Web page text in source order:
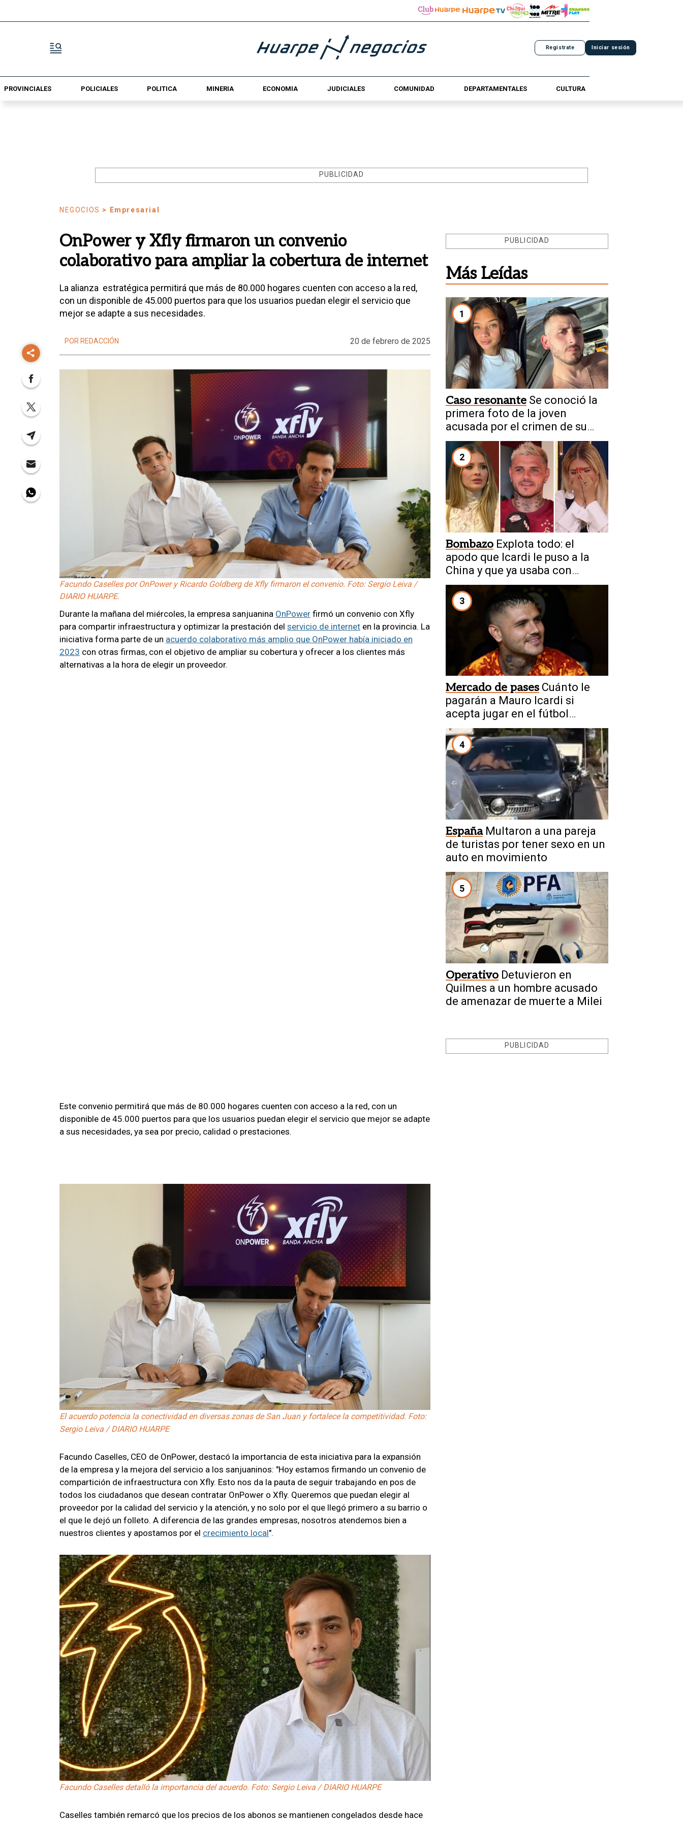
Registrate Iniciar sesión
PROVINCIALES POLICIALES POLÍTICA MINERÍA ECONOMÍA JUDICIALES COMUNIDAD DEPARTAMENTALES CULTURA
PUBLICIDAD
NEGOCIOS > Empresarial
OnPower y Xfly firmaron un convenio
colaborativo para ampliar la cobertura de internet
La alianza estratégica permitirá que más de 80.000 hogares cuenten con acceso a la red,
con un disponible de 45.000 puertos para que los usuarios puedan elegir el servicio que
mejor se adapte a sus necesidades.
POR REDACCIÓN 20 de febrero de 2025
Facundo Caselles por OnPower y Ricardo Goldberg de Xfly firmaron el convenio. Foto: Sergio Leiva /
DIARIO HUARPE.
Durante la mañana del miércoles, la empresa sanjuanina OnPower firmó un convenio con Xfly
para compartir infraestructura y optimizar la prestación del servicio de internet en la provincia. La
iniciativa forma parte de un acuerdo colaborativo más amplio que OnPower había iniciado en
2023 con otras firmas, con el objetivo de ampliar su cobertura y ofrecer a los clientes más
alternativas a la hora de elegir un proveedor.
Este convenio permitirá que más de 80.000 hogares cuenten con acceso a la red, con un
disponible de 45.000 puertos para que los usuarios puedan elegir el servicio que mejor se adapte
a sus necesidades, ya sea por precio, calidad o prestaciones.
El acuerdo potencia la conectividad en diversas zonas de San Juan y fortalece la competitividad. Foto:
Sergio Leiva / DIARIO HUARPE
Facundo Caselles, CEO de OnPower, destacó la importancia de esta iniciativa para la expansión
de la empresa y la mejora del servicio a los sanjuaninos: "Hoy estamos firmando un convenio de
compartición de infraestructura con Xfly. Esto nos da la pauta de seguir trabajando en pos de
todos los ciudadanos que desean contratar OnPower o Xfly. Queremos que puedan elegir al
proveedor por la calidad del servicio y la atención, y no solo por el que llegó primero a su barrio o
el que le dejó un folleto. A diferencia de las grandes empresas, nosotros atendemos bien a
nuestros clientes y apostamos por el crecimiento local".
Facundo Caselles detalló la importancia del acuerdo. Foto: Sergio Leiva / DIARIO HUARPE
Caselles también remarcó que los precios de los abonos se mantienen congelados desde hace
PUBLICIDAD
Más Leídas
1
Caso resonante Se conoció la
primera foto de la joven
acusada por el crimen de su
novio en Chaco
2
Bombazo Explota todo: el
apodo que Icardi le puso a la
China y que ya usaba con
Wanda
3
Mercado de pases Cuánto le
pagarán a Mauro Icardi si
acepta jugar en el fútbol
argentino
4
España Multaron a una pareja
de turistas por tener sexo en un
auto en movimiento
5
Operativo Detuvieron en
Quilmes a un hombre acusado
de amenazar de muerte a Milei
PUBLICIDAD